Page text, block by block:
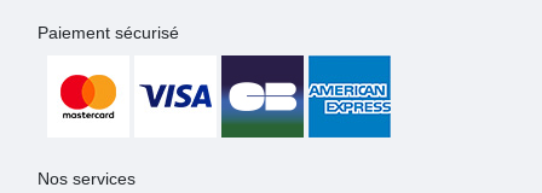
Paiement sécurisé
Nos services